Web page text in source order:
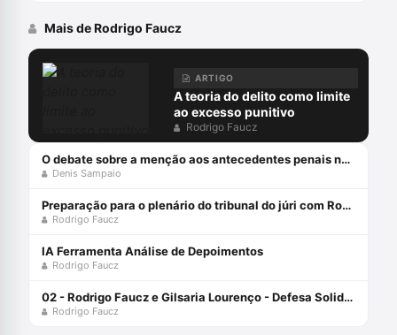
Mais de Rodrigo Faucz
ARTIGO
A teoria do delito como limite
ao excesso punitivo
Rodrigo Faucz
O debate sobre a menção aos antecedentes penais no júri
Denis Sampaio
Preparação para o plenário do tribunal do júri com Rodrigo Faucz
Rodrigo Faucz
IA Ferramenta Análise de Depoimentos
Rodrigo Faucz
02 - Rodrigo Faucz e Gilsaria Lourenço - Defesa Solidária
Rodrigo Faucz